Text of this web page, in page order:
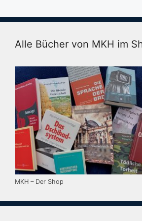
Alle Bücher von MKH im
MKH – Der Shop